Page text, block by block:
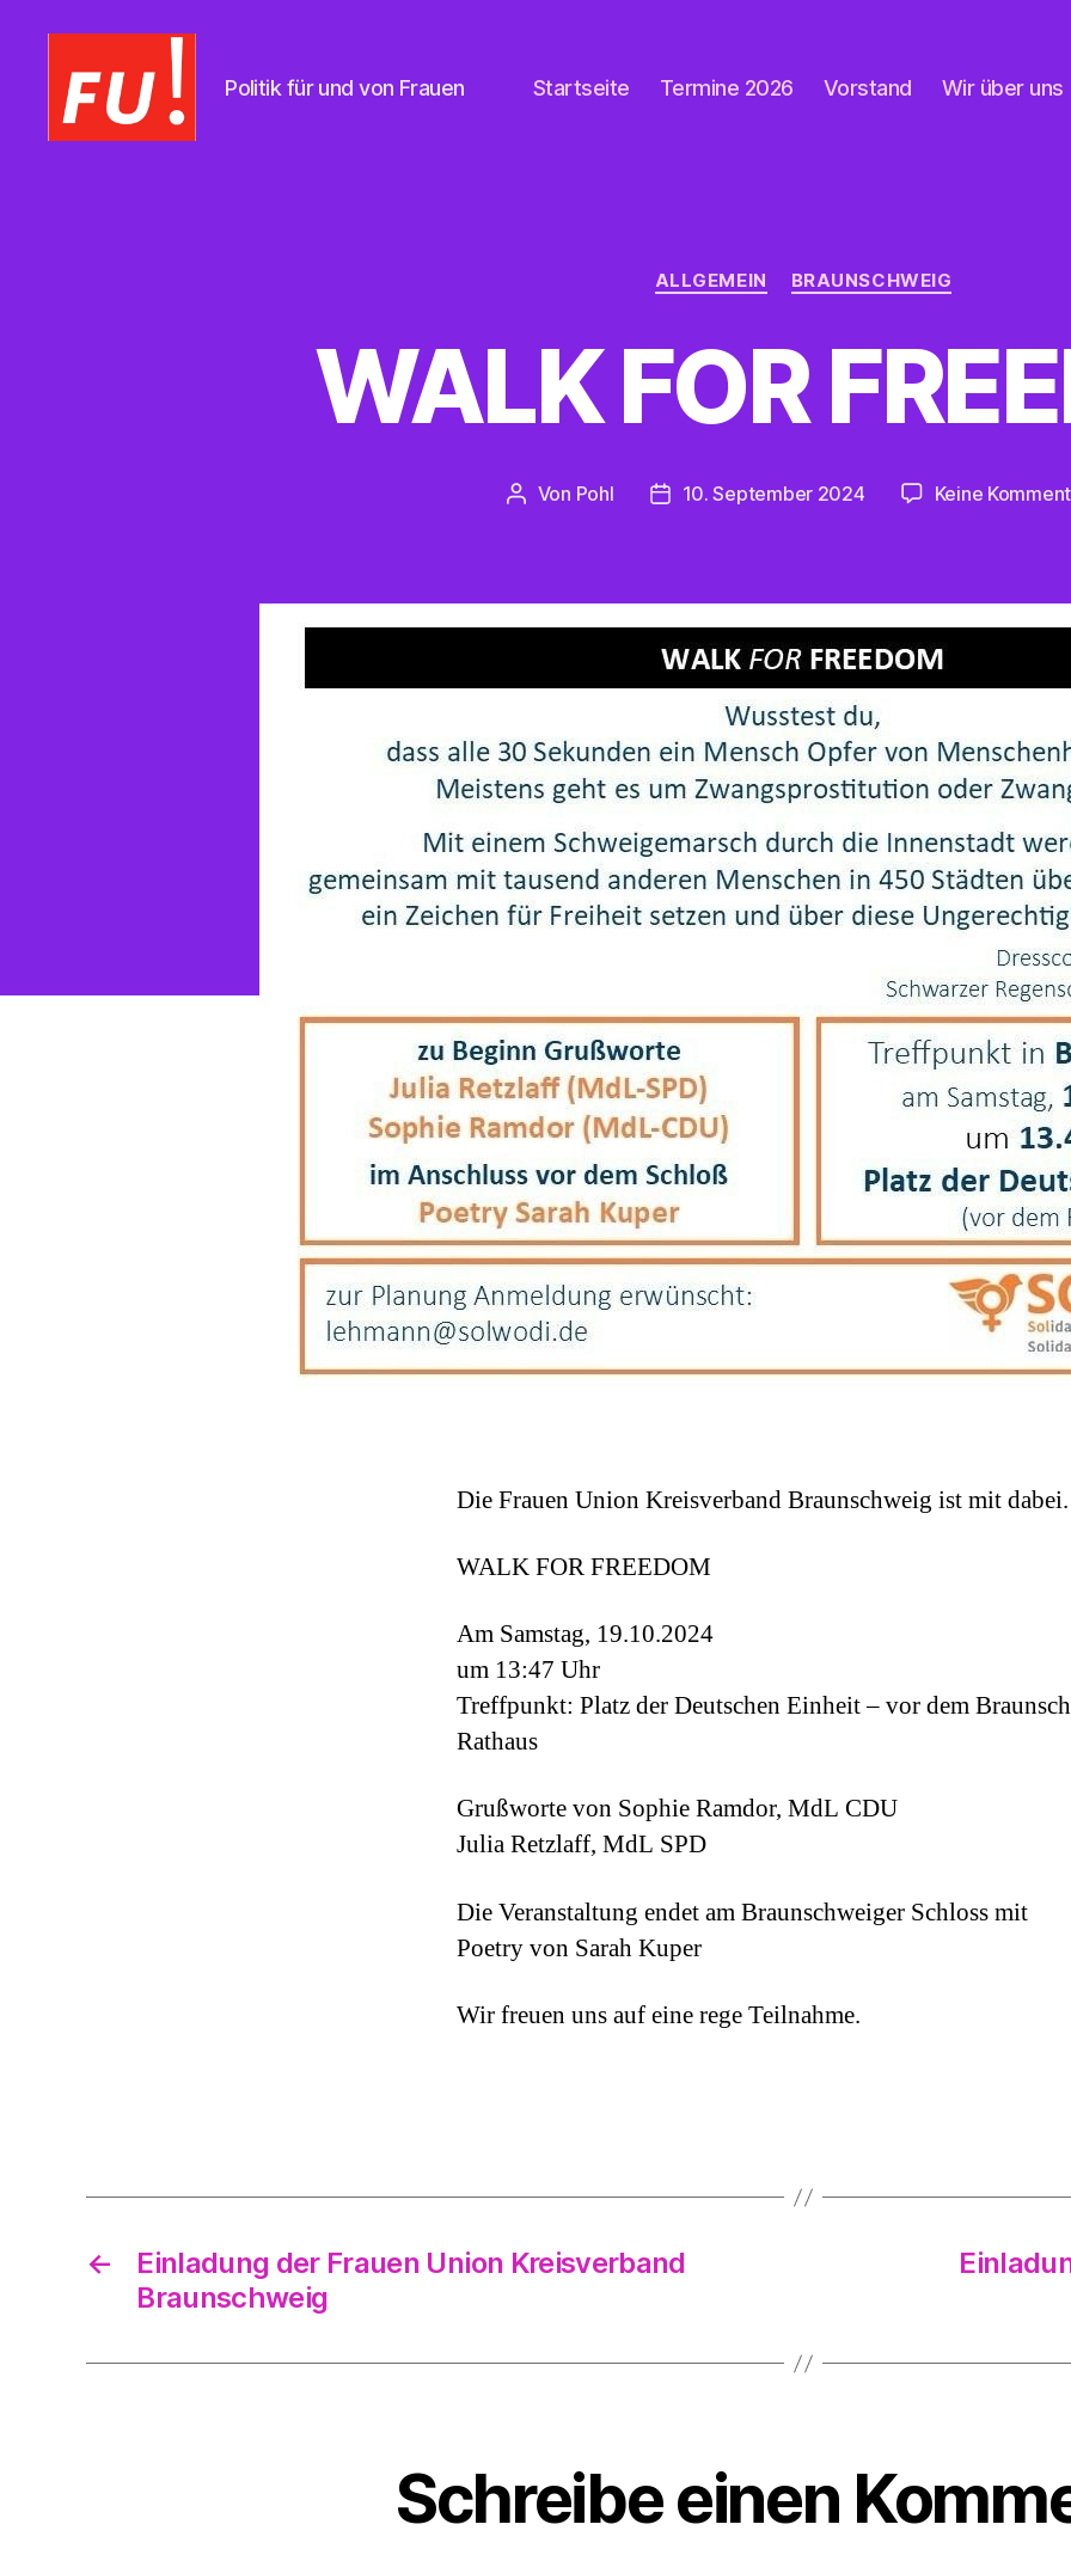
Politik für und von Frauen Startseite Termine 2026 Vorstand Wir über uns
Kategorien
ALLGEMEIN BRAUNSCHWEIG
WALK FOR
Beitragsautor
Von Pohl Beitragsdatum
10. September 2024 Keine
Die Frauen Union Kreisverband Braunschweig ist mit dabei.
WALK FOR FREEDOM
Am Samstag, 19.10.2024
um 13:47 Uhr
Treffpunkt: Platz der Deutschen Einheit – vor dem
Rathaus
Grußworte von Sophie Ramdor, MdL CDU
Julia Retzlaff, MdL SPD
Die Veranstaltung endet am Braunschweiger Schloss mit
Poetry von Sarah Kuper
Wir freuen uns auf eine rege Teilnahme.
←
Einladung der Frauen Union Kreisverband
Braunschweig
Schreibe einen